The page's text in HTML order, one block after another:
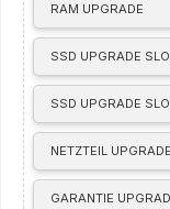
RAM UPGRADE
SSD UPGRADE
SSD UPGRADE
NETZTEIL
GARANTIE